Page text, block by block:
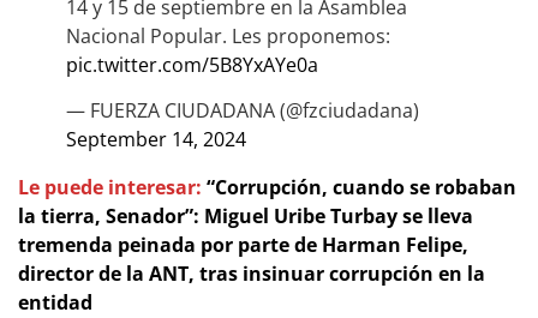
14 y 15 de septiembre en la Asamblea
Nacional Popular. Les proponemos:
pic.twitter.com/5B8YxAYe0a
— FUERZA CIUDADANA (@fzciudadana)
September 14, 2024
Le puede interesar: “Corrupción, cuando se robaban
la tierra, Senador”: Miguel Uribe Turbay se lleva
tremenda peinada por parte de Harman Felipe,
director de la ANT, tras insinuar corrupción en la
entidad